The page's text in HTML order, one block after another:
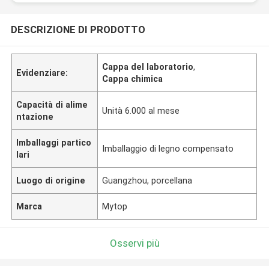
DESCRIZIONE DI PRODOTTO
Evidenziare:
Cappa del laboratorio,
Cappa chimica
Capacità di alime
ntazione
Unità 6.000 al mese
Imballaggi partico
lari
Imballaggio di legno compensato
Luogo di origine Guangzhou, porcellana
Marca Mytop
Osservi più